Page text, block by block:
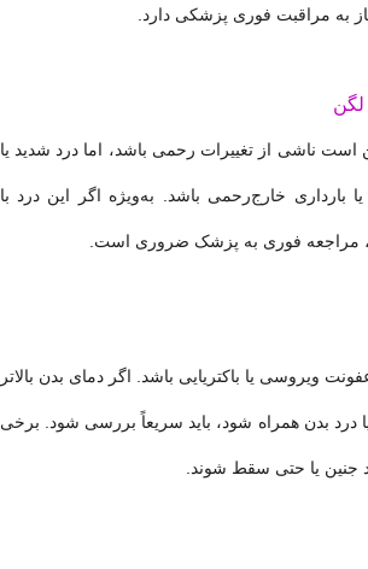
به مراقبت فوری پزشکی دارد.
لگن
است ناشی از تغییرات رحمی باشد، اما درد شدید یا
بارداری خارج‌رحمی باشد. به‌ویژه اگر این درد با
مراجعه فوری به پزشک ضروری است.
ویروسی یا باکتریایی باشد. اگر دمای بدن بالاتر
یا درد بدن همراه شود، باید سریعاً بررسی شود. برخی
جنین یا حتی سقط شوند.